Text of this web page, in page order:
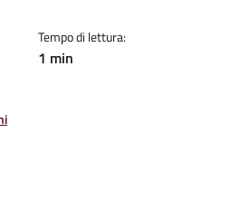
Tempo di lettura:
1 min